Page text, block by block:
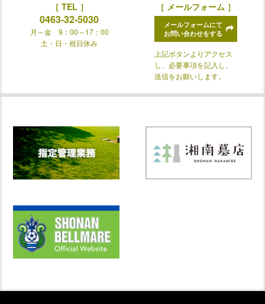
［ TEL ］
0463-32-5030
月～金 9：00～17：00
土・日・祝日休み
［ メールフォーム ］
メールフォームにて
お問い合わせをする
上記ボタンよりアクセス
し、必要事項を記入し、
送信をお願いします。